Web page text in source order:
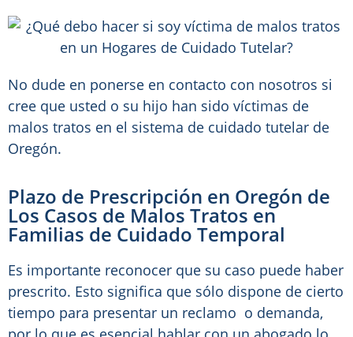
No dude en ponerse en contacto con nosotros si
cree que usted o su hijo han sido víctimas de
malos tratos en el sistema de cuidado tutelar de
Oregón.
Plazo de Prescripción en Oregón de
Los Casos de Malos Tratos en
Familias de Cuidado Temporal
Es importante reconocer que su caso puede haber
prescrito. Esto significa que sólo dispone de cierto
tiempo para presentar un reclamo o demanda,